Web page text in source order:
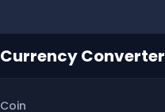
Currency Converter
Coin